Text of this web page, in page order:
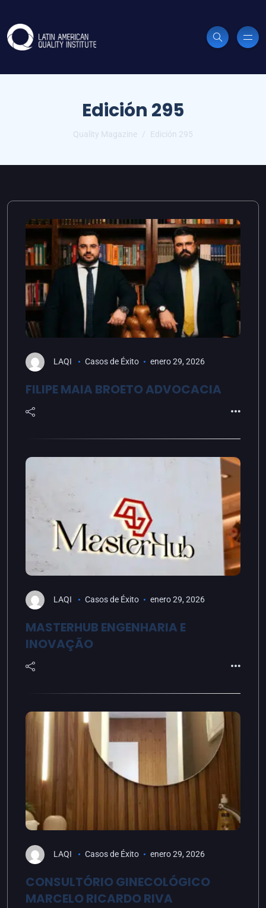
Edición 295
Quality Magazine Edición 295
LAQI Casos de Éxito enero 29, 2026
FILIPE MAIA BROETO ADVOCACIA
LAQI Casos de Éxito enero 29, 2026
MASTERHUB ENGENHARIA E
INOVAÇÃO
LAQI Casos de Éxito enero 29, 2026
CONSULTÓRIO GINECOLÓGICO
MARCELO RICARDO RIVA